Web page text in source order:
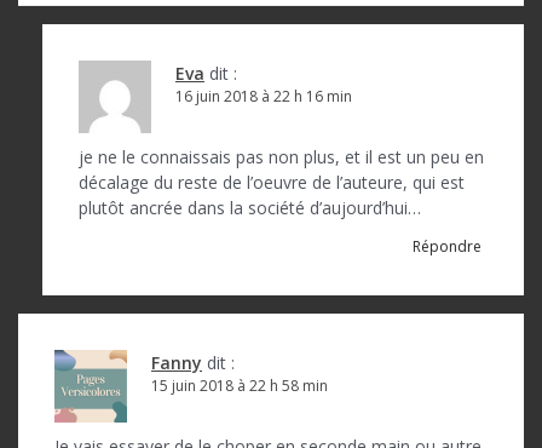
Eva dit :
16 juin 2018 à 22 h 16 min
je ne le connaissais pas non plus, et il est un peu en
décalage du reste de l’oeuvre de l’auteure, qui est
plutôt ancrée dans la société d’aujourd’hui…
Répondre
Fanny dit :
15 juin 2018 à 22 h 58 min